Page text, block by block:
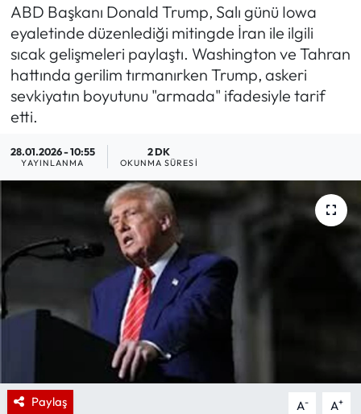
ABD Başkanı Donald Trump, Salı günü Iowa
eyaletinde düzenlediği mitingde İran ile ilgili
sıcak gelişmeleri paylaştı. Washington ve Tahran
hattında gerilim tırmanırken Trump, askeri
sevkiyatın boyutunu "armada" ifadesiyle tarif
etti.
28.01.2026 - 10:55
YAYINLANMA
2 DK
OKUNMA SÜRESI
Paylaş A- A+
Spor
Asya-Pasifik
Yazarlar